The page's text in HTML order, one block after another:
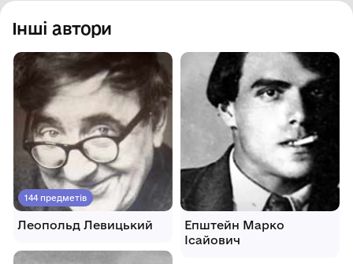
Інші автори
144 предметів
Леопольд Левицький
Епштейн Марко
Ісайович